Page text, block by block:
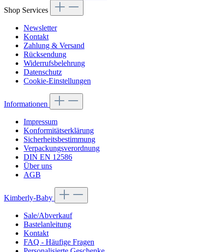
Shop Services
Newsletter
Kontakt
Zahlung & Versand
Rücksendung
Widerrufsbelehrung
Datenschutz
Cookie-Einstellungen
Informationen
Impressum
Konformitätserklärung
Sicherheitsbestimmung
Verpackungsverordnung
DIN EN 12586
Über uns
AGB
Kimberly-Baby
Sale/Abverkauf
Bastelanleitung
Kontakt
FAQ - Häufige Fragen